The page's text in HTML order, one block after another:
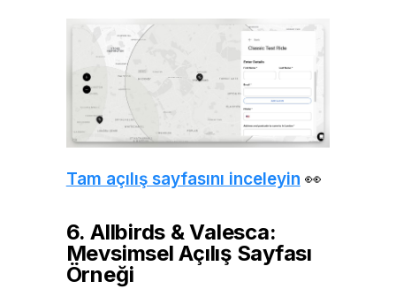
Tam açılış sayfasını inceleyin 👀
6. Allbirds & Valesca:
Mevsimsel Açılış Sayfası
Örneği